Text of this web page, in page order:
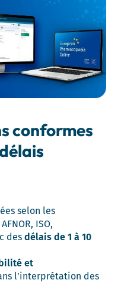
conformes
selon les
ISO,
des délais de 1 à 10
et
l’interprétation des